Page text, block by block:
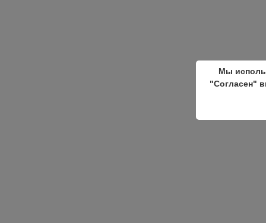
Мы
"Согласен"